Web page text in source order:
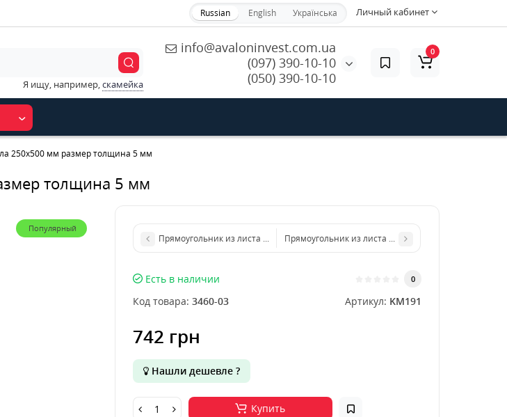
Личный кабинет
Russian English Українська
info@avaloninvest.com.ua
(097) 390-10-10
(050) 390-10-10
Я ищу, например,скамейка
0
250х500 мм размер толщина 5 мм
толщина 5 мм
Популярный
Прямоугольник из листа металла 200х300 мм размер толщина 5 мм
Прямоугольник из листа металла 500х1000 мм
Есть в наличии 0
Код товара: 3460-03 Артикул: KM191
742 грн
Нашли дешевле ?
Купить